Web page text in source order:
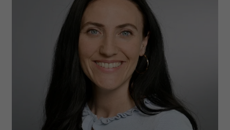
zeigen. Das _fbp-Cookie sammelt keine
persönlich identifizierbaren
Informationen und wird von Facebook
nur platziert, um Daten an das
Unternehmen zurückzusenden.